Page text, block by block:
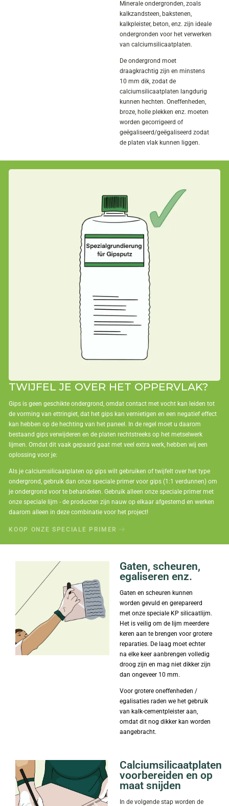
Minerale ondergronden, zoals
kalkzandsteen, bakstenen,
kalkpleister, beton, enz. zijn ideale
ondergronden voor het verwerken
van calciumsilicaatplaten.
De ondergrond moet
draagkrachtig zijn en minstens
10 mm dik, zodat de
calciumsilicaatplaten langdurig
kunnen hechten. Oneffenheden,
broze, holle plekken enz. moeten
worden gecorrigeerd of
geëgaliseerd/geëgaliseerd zodat
de platen vlak kunnen liggen.
TWIJFEL JE OVER HET OPPERVLAK?
Gips is geen geschikte ondergrond, omdat contact met vocht kan leiden tot
de vorming van ettringiet, dat het gips kan vernietigen en een negatief effect
kan hebben op de hechting van het paneel. In de regel moet u daarom
bestaand gips verwijderen en de platen rechtstreeks op het metselwerk
lijmen. Omdat dit vaak gepaard gaat met veel extra werk, hebben wij een
oplossing voor je:
Als je calciumsilicaatplaten op gips wilt gebruiken of twijfelt over het type
ondergrond, gebruik dan onze speciale primer voor gips (1:1 verdunnen) om
je ondergrond voor te behandelen. Gebruik alleen onze speciale primer met
onze speciale lijm - de producten zijn nauw op elkaar afgestemd en werken
daarom alleen in deze combinatie voor het project!
KOOP ONZE SPECIALE PRIMER
Gaten, scheuren,
egaliseren enz.
Gaten en scheuren kunnen
worden gevuld en gerepareerd
met onze speciale KP silicaatlijm.
Het is veilig om de lijm meerdere
keren aan te brengen voor grotere
reparaties. De laag moet echter
na elke keer aanbrengen volledig
droog zijn en mag niet dikker zijn
dan ongeveer 10 mm.
Voor grotere oneffenheden /
egalisaties raden we het gebruik
van kalk-cementpleister aan,
omdat dit nog dikker kan worden
aangebracht.
Calciumsilicaatplaten
voorbereiden en op
maat snijden
In de volgende stap worden de